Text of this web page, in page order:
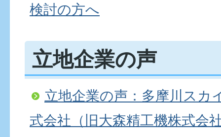
検討の方へ
立地企業の声
立地企業の声：多摩川スカ
式会社（旧大森精工機株式会